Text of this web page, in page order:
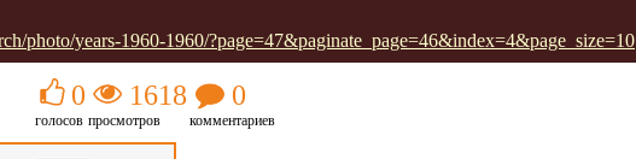
photo/years-1960-1960/?page=47&paginate_page=46&index=4&page_size=10
0
голосов
1618
просмотров
0
комментариев